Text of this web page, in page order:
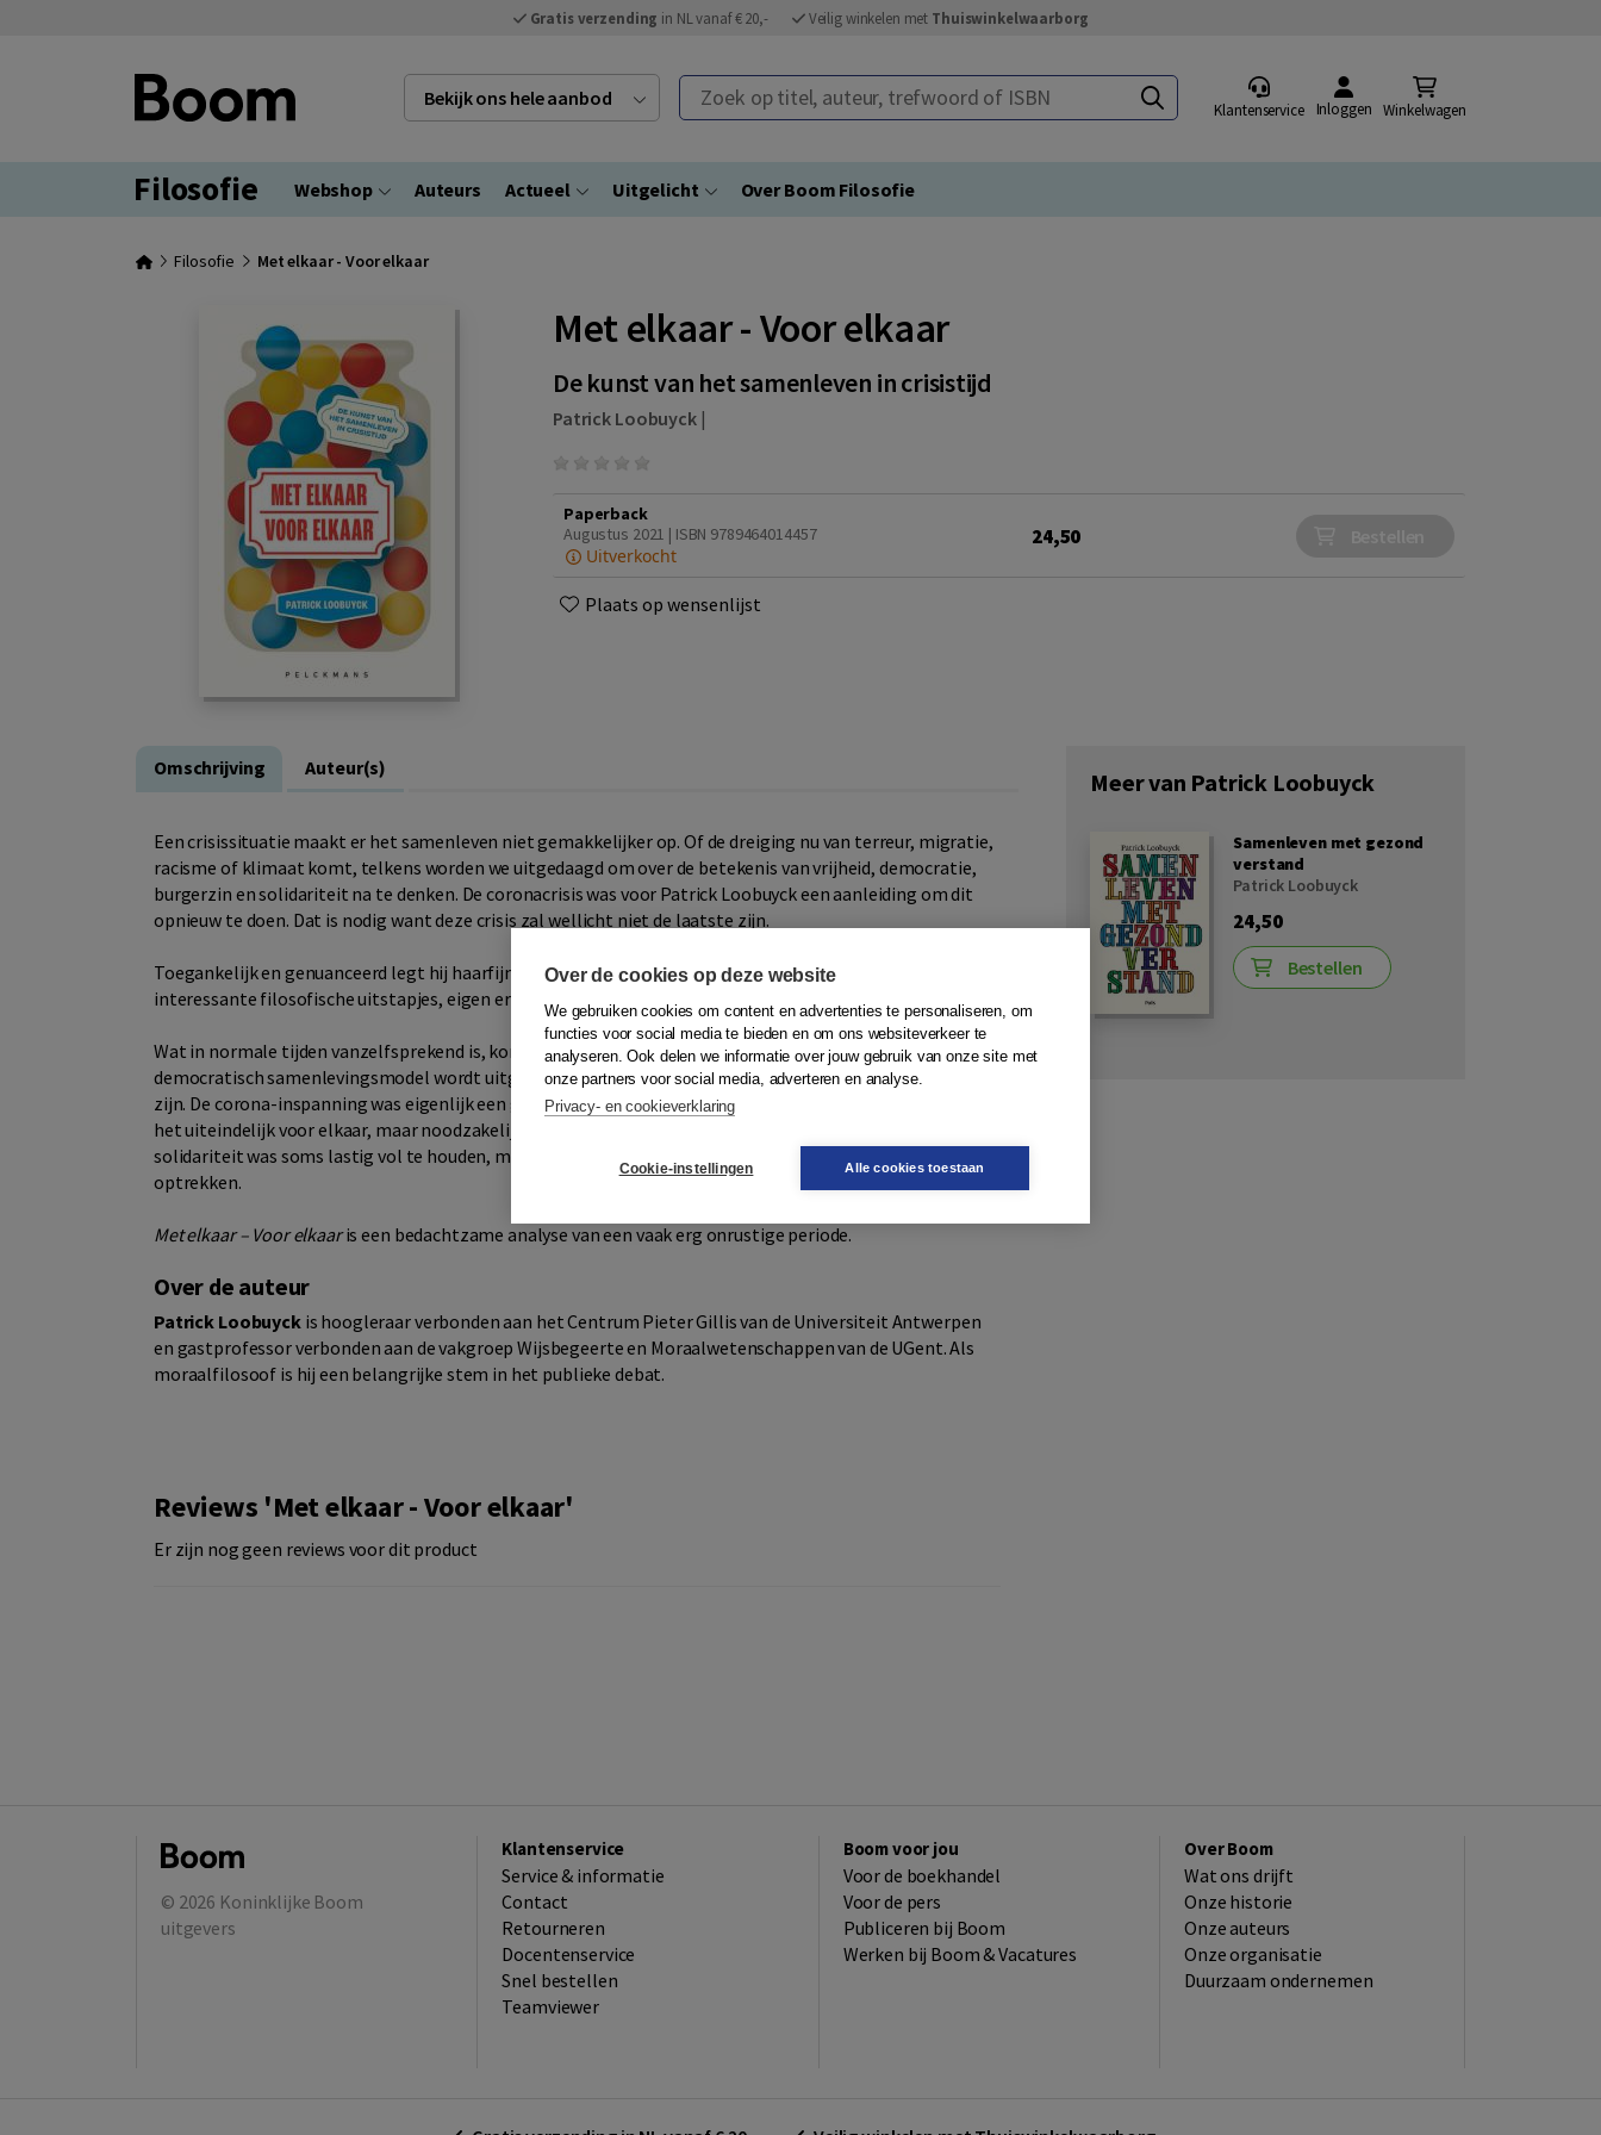
Gratis verzending in NL vanaf € 20,- Veilig winkelen met Thuiswinkelwaarborg
Bekijk ons hele aanbod Zoek op titel, auteur, trefwoord of ISBN
Klantenservice Inloggen Winkelwagen
Filosofie Webshop Auteurs Actueel Uitgelicht Over Boom Filosofie
Filosofie Met elkaar - Voor elkaar
Met elkaar - Voor elkaar
De kunst van het samenleven in crisistijd
Patrick Loobuyck|
Paperback
Augustus 2021 | ISBN 9789464014457
Uitverkocht
24,50
Plaats op wensenlijst
Omschrijving Auteur(s)
Een crisissituatie maakt er het samenleven niet gemakkelijker op. Of de dreiging nu van terreur, migratie,
racisme of klimaat komt, telkens worden we uitgedaagd om over de betekenis van vrijheid, democratie,
burgerzin en solidariteit na te denken. De coronacrisis was voor Patrick Loobuyck een aanleiding om dit
opnieuw te doen. Dat is nodig want deze crisis zal wellicht niet de laatste zijn.
Toegankelijk en genuanceerd legt hij haarfijn uit wat er op het spel staat. Zijn analyses zijn doorspekt met
interessante filosofische uitstapjes, eigen ervaringen en herkenbare anekdotes.
Wat in normale tijden vanzelfsprekend is, komt in een crisistijd in alle scherpte op de agenda te staan. Ons
democratisch samenlevingsmodel wordt uitgedaagd en we beseffen hoezeer we van elkaar afhankelijk
zijn. De corona-inspanning was eigenlijk een grote oefening in wederkerigheid en solidariteit. We deden
het uiteindelijk voor elkaar, maar noodzakelijk ook met elkaar. Iedereen draagt een steentje bij. Die
solidariteit was soms lastig vol te houden, maar het was tegelijk het enige waar we ons aan konden
optrekken.
Met elkaar – Voor elkaaris een bedachtzame analyse van een vaak erg onrustige periode.
Over de auteur
Patrick Loobuyckis hoogleraar verbonden aan het Centrum Pieter Gillis van de Universiteit Antwerpen
en gastprofessor verbonden aan de vakgroep Wijsbegeerte en Moraalwetenschappen van de UGent. Als
moraalfilosoof is hij een belangrijke stem in het publieke debat.
Reviews 'Met elkaar - Voor elkaar'
Er zijn nog geen reviews voor dit product
Meer van Patrick Loobuyck
Samenleven met gezond
verstand
Patrick Loobuyck
24,50
Bestellen
© 2026 Koninklijke Boom
uitgevers
Klantenservice
Service & informatie
Contact
Retourneren
Docentenservice
Snel bestellen
Teamviewer
Boom voor jou
Voor de boekhandel
Voor de pers
Publiceren bij Boom
Werken bij Boom & Vacatures
Over Boom
Wat ons drijft
Onze historie
Onze auteurs
Onze organisatie
Duurzaam ondernemen
Over de cookies op deze website
We gebruiken cookies om content en advertenties te personaliseren, om
functies voor social media te bieden en om ons websiteverkeer te
analyseren. Ook delen we informatie over jouw gebruik van onze site met
onze partners voor social media, adverteren en analyse.
Privacy- en cookieverklaring
Cookie-instellingen Alle cookies toestaan